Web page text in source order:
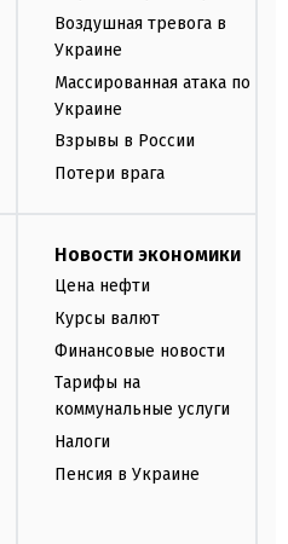
Воздушная тревога в
Украине
Массированная атака по
Украине
Взрывы в России
Потери врага
Новости экономики
Цена нефти
Курсы валют
Финансовые новости
Тарифы на
коммунальные услуги
Налоги
Пенсия в Украине